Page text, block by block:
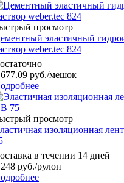
просмотр
эластичный
weber.tec 824
руб./мешок
просмотр
изоляционная
в течении 14 дней
руб./рулон